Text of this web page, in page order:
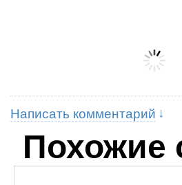
Написать комментарий
Похожие